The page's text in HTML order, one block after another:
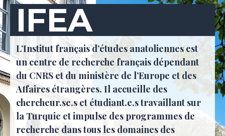
IFEA
L’Institut français d’études anatoliennes est
un centre de recherche français dépendant
du CNRS et du ministère de l’Europe et des
Affaires étrangères. Il accueille des
chercheur.se.s et étudiant.e.s travaillant sur
la Turquie et impulse des programmes de
recherche dans tous les domaines des